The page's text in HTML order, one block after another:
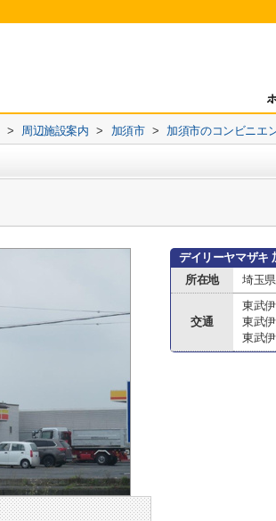
> 周辺施設案内 > 加須市 > 加須市のコンビニエ
デイリーヤマザキ
所在地
埼玉
交通
東武
東武
東武